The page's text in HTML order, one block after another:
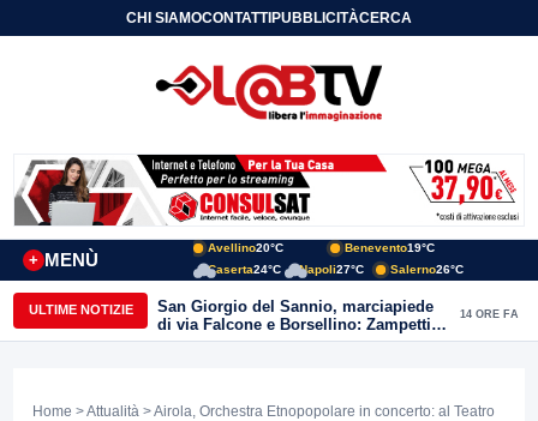
CHI SIAMOCONTATTIPUBBLICITÀCERCA
MENÙ
+
Avellino20°C Benevento19°C
Caserta24°C Napoli27°C Salerno26°C
ULTIME NOTIZIE
San Giorgio del Sannio, marciapiede
di via Falcone e Borsellino: Zampetti e
Lombardi replicano alle polemiche
14 ORE FA
Home >Attualità > Airola, Orchestra Etnopopolare in concerto: al Teatro